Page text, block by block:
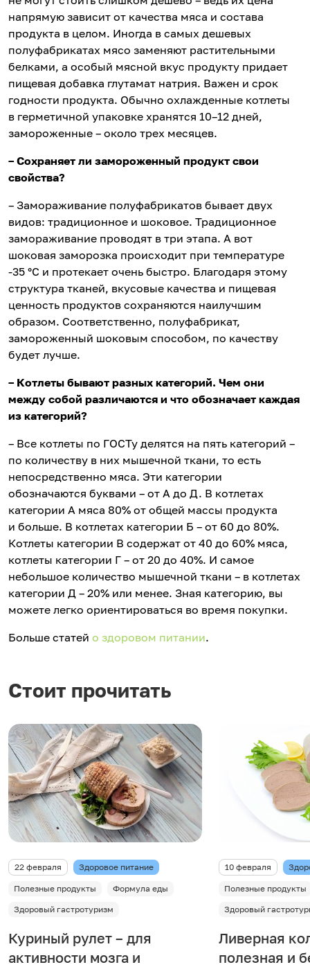
напрямую зависит от качества мяса и состава
продукта в целом. Иногда в самых дешевых
полуфабрикатах мясо заменяют растительными
белками, а особый мясной вкус продукту придает
пищевая добавка глутамат натрия. Важен и срок
годности продукта. Обычно охлажденные котлеты
в герметичной упаковке хранятся 10–12 дней,
замороженные – около трех месяцев.
– Сохраняет ли замороженный продукт свои
свойства?
– Замораживание полуфабрикатов бывает двух
видов: традиционное и шоковое. Традиционное
замораживание проводят в три этапа. А вот
шоковая заморозка происходит при температуре
-35 °С и протекает очень быстро. Благодаря этому
структура тканей, вкусовые качества и пищевая
ценность продуктов сохраняются наилучшим
образом. Соответственно, полуфабрикат,
замороженный шоковым способом, по качеству
будет лучше.
– Котлеты бывают разных категорий. Чем они
между собой различаются и что обозначает каждая
из категорий?
– Все котлеты по ГОСТу делятся на пять категорий –
по количеству в них мышечной ткани, то есть
непосредственно мяса. Эти категории
обозначаются буквами – от А до Д. В котлетах
категории А мяса 80% от общей массы продукта
и больше. В котлетах категории Б – от 60 до 80%.
Котлеты категории В содержат от 40 до 60% мяса,
котлеты категории Г – от 20 до 40%. И самое
небольшое количество мышечной ткани – в котлетах
категории Д – 20% или менее. Зная категорию, вы
можете легко ориентироваться во время покупки.
Больше статей о здоровом питании.
Стоит прочитать
22 февраля Здоровое питание
Полезные продукты
Формула еды
Здоровый гастротуризм
Куриный рулет – для
активности мозга и
10 февраля
Полезные продукты
Здоровый
Ливерная
полезная и